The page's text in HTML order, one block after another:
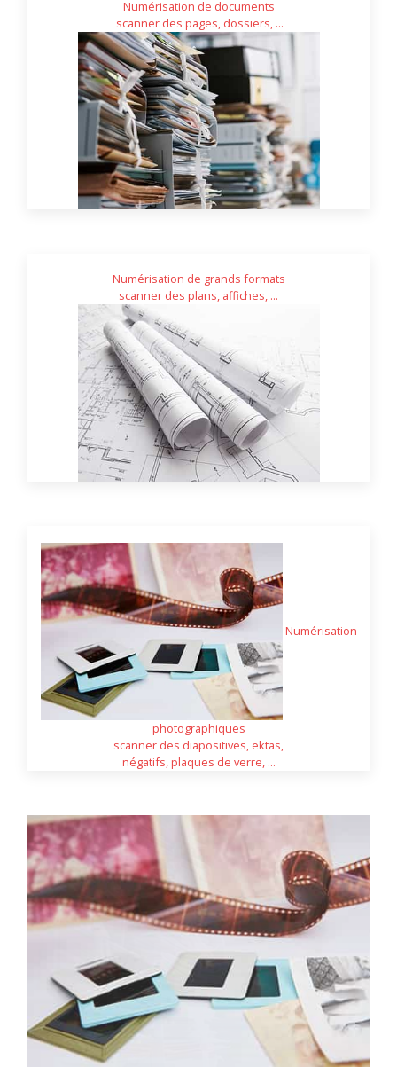
Numérisation de documents
scanner des pages, dossiers, ...
Numérisation de grands formats
scanner des plans, affiches, ...
Numérisation
photographiques
scanner des diapositives, ektas,
négatifs, plaques de verre, ...